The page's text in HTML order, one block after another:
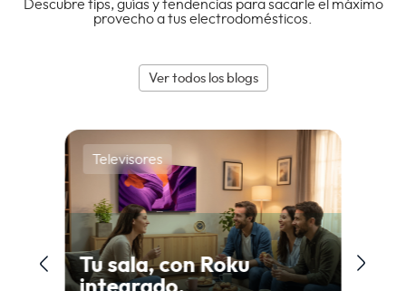
Descubre tips, guías y tendencias para sacarle el máximo
provecho a tus electrodomésticos.
Ver todos los blogs
Televisores
Tu sala, con Roku